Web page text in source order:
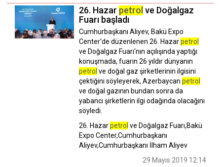
26. Hazar petrol ve Doğalgaz
Fuarı başladı
Cumhurbaşkanı Aliyev, Bakü Expo
Center'de düzenlenen 26. Hazarpetrol
ve Doğalgaz Fuarı'nın açılışında yaptığı
konuşmada, fuarın 26 yıldır dünyanın
petrol ve doğal gaz şirketlerinin ilgisini
çektiğini söyleyerek, Azerbaycan petrol
ve doğal gazının bundan sonra da
yabancı şirketlerin ilgi odağında olacağını
söyledi.
26. Hazarpetrol ve Doğalgaz Fuarı,Bakü
Expo Center,Cumhurbaşkanı
Aliyev,Cumhurbaşkanı İlham Aliyev
29 Mayıs 2019 12:14